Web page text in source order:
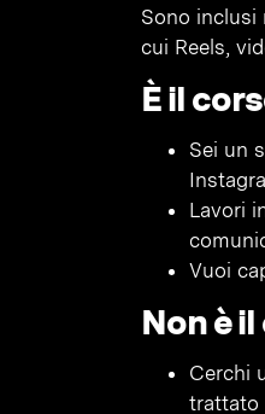
Sono inclusi
cui Reels,
È il
Sei un
Lavori
Vuoi
Non è
Cerchi
trattato